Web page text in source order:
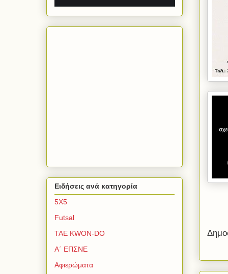
Ειδήσεις ανά κατηγορία
5Χ5
Futsal
TAE KWON-DO
Α΄ ΕΠΣΝΕ
Αφιερώματα